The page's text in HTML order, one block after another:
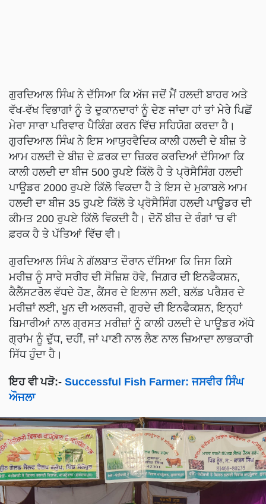
ਗੁਰਦਿਆਲ ਸਿੰਘ ਨੇ ਦੱਸਿਆ ਕਿ ਅੱਜ ਜਦੋਂ ਮੈਂ ਹਲਦੀ ਬਾਹਰ ਅਤੇ
ਵੱਖ-ਵੱਖ ਵਿਭਾਗਾਂ ਨੂੰ ਤੇ ਦੁਕਾਨਦਾਰਾਂ ਨੂੰ ਦੇਣ ਜਾਂਦਾ ਹਾਂ ਤਾਂ ਮੇਰੇ ਪਿਛੋਂ
ਮੇਰਾ ਸਾਰਾ ਪਰਿਵਾਰ ਪੈਕਿੰਗ ਕਰਨ ਵਿੱਚ ਸਹਿਯੋਗ ਕਰਦਾ ਹੈ।
ਗੁਰਦਿਆਲ ਸਿੰਘ ਨੇ ਇਸ ਆਯੁਰਵੈਦਿਕ ਕਾਲੀ ਹਲਦੀ ਦੇ ਬੀਜ਼ ਤੇ
ਆਮ ਹਲਦੀ ਦੇ ਬੀਜ਼ ਦੇ ਫ਼ਰਕ ਦਾ ਜ਼ਿਕਰ ਕਰਦਿਆਂ ਦੱਸਿਆ ਕਿ
ਕਾਲੀ ਹਲਦੀ ਦਾ ਬੀਜ 500 ਰੁਪਏ ਕਿੱਲੋ ਹੈ ਤੇ ਪ੍ਰੋਸੈਸਿੰਗ ਹਲਦੀ
ਪਾਊਡਰ 2000 ਰੁਪਏ ਕਿੱਲੋ ਵਿਕਦਾ ਹੈ ਤੇ ਇਸ ਦੇ ਮੁਕਾਬਲੇ ਆਮ
ਹਲਦੀ ਦਾ ਬੀਜ 35 ਰੁਪਏ ਕਿੱਲੋ ਤੇ ਪ੍ਰੋਸੈਸਿੰਗ ਹਲਦੀ ਪਾਊਡਰ ਦੀ
ਕੀਮਤ 200 ਰੁਪਏ ਕਿੱਲੋ ਵਿਕਦੀ ਹੈ। ਦੋਨੋਂ ਬੀਜ਼ ਦੇ ਰੰਗਾਂ 'ਚ ਵੀ
ਫ਼ਰਕ ਹੈ ਤੇ ਪੱਤਿਆਂ ਵਿੱਚ ਵੀ।
ਗੁਰਦਿਆਲ ਸਿੰਘ ਨੇ ਗੱਲਬਾਤ ਦੌਰਾਨ ਦੱਸਿਆ ਕਿ ਜਿਸ ਕਿਸੇ
ਮਰੀਜ਼ ਨੂੰ ਸਾਰੇ ਸਰੀਰ ਦੀ ਸੋਜ਼ਿਸ਼ ਹੋਵੇ, ਜਿਗ਼ਰ ਦੀ ਇਨਫੈਕਸ਼ਨ,
ਕੈਲੈੱਸਟਰੋਲ ਵੱਧਦੇ ਹੋਣ, ਕੈਂਸਰ ਦੇ ਇਲਾਜ ਲਈ, ਬਲੱਡ ਪਰੈਸ਼ਰ ਦੇ
ਮਰੀਜ਼ਾਂ ਲਈ, ਖੂਨ ਦੀ ਅਲਰਜੀ, ਗੁਰਦੇ ਦੀ ਇਨਫੈਕਸ਼ਨ, ਇਨ੍ਹਾਂ
ਬਿਮਾਰੀਆਂ ਨਾਲ ਗ੍ਰਸਤ ਮਰੀਜ਼ਾਂ ਨੂੰ ਕਾਲੀ ਹਲਦੀ ਦੇ ਪਾਊਡਰ ਅੱਧੇ
ਗ੍ਰਾਂਮ ਨੂੰ ਦੁੱਧ, ਦਹੀਂ, ਜਾਂ ਪਾਣੀ ਨਾਲ ਲੈਣ ਨਾਲ ਜ਼ਿਆਦਾ ਲਾਭਕਾਰੀ
ਸਿੱਧ ਹੁੰਦਾ ਹੈ।
ਇਹ ਵੀ ਪੜੋ:- Successful Fish Farmer: ਜਸਵੀਰ ਸਿੰਘ
ਔਜਲਾ